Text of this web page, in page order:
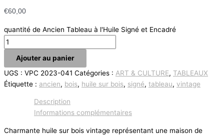
€60,00
quantité de Ancien Tableau à l'Huile Signé et Encadré
Ajouter au panier
UGS : VPC 2023-041 Catégories : ART & CULTURE, TABLEAUX
Étiquette : ancien, bois, huile sur bois, signé, tableau, vintage
Description
Informations complémentaires
Charmante huile sur bois vintage représentant une maison de